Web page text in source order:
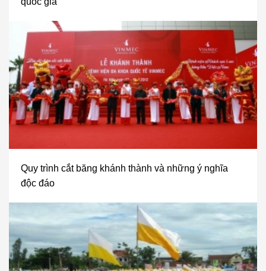
Quy trình cắt băng khánh thành và những ý nghĩa
độc đáo